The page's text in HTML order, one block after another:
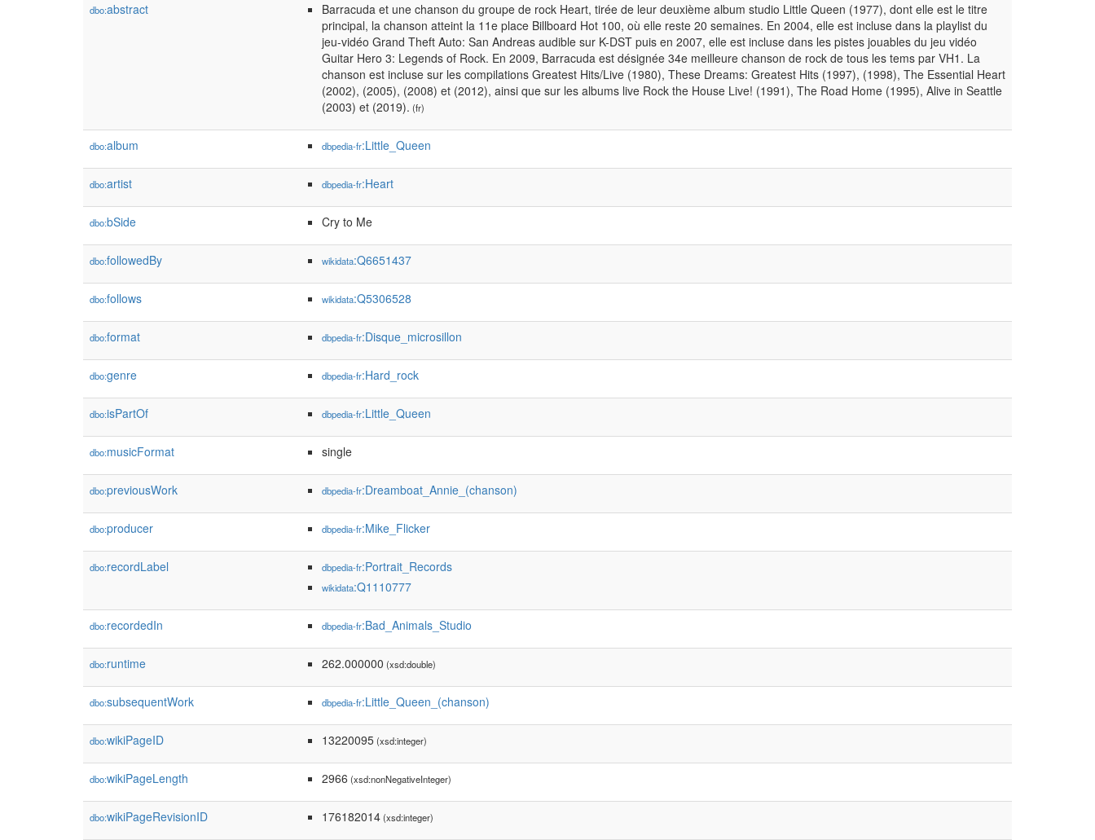
dbo:abstract
Barracuda et une chanson du groupe de rock Heart, tirée de leur deuxième album studio Little Queen (1977), dont elle est le titre
principal, la chanson atteint la 11e place Billboard Hot 100, où elle reste 20 semaines. En 2004, elle est incluse dans la playlist du
jeu-vidéo Grand Theft Auto: San Andreas audible sur K-DST puis en 2007, elle est incluse dans les pistes jouables du jeu vidéo
Guitar Hero 3: Legends of Rock. En 2009, Barracuda est désignée 34e meilleure chanson de rock de tous les tems par VH1. La
chanson est incluse sur les compilations Greatest Hits/Live (1980), These Dreams: Greatest Hits (1997), (1998), The Essential Heart
(2002), (2005), (2008) et (2012), ainsi que sur les albums live Rock the House Live! (1991), The Road Home (1995), Alive in Seattle
(2003) et (2019). (fr)
dbo:album dbpedia-fr:Little_Queen
dbo:artist dbpedia-fr:Heart
dbo:bSide Cry to Me
dbo:followedBy wikidata:Q6651437
dbo:follows wikidata:Q5306528
dbo:format dbpedia-fr:Disque_microsillon
dbo:genre dbpedia-fr:Hard_rock
dbo:isPartOf dbpedia-fr:Little_Queen
dbo:musicFormat single
dbo:previousWork dbpedia-fr:Dreamboat_Annie_(chanson)
dbo:producer dbpedia-fr:Mike_Flicker
dbo:recordLabel dbpedia-fr:Portrait_Records
wikidata:Q1110777
dbo:recordedIn dbpedia-fr:Bad_Animals_Studio
dbo:runtime 262.000000 (xsd:double)
dbo:subsequentWork dbpedia-fr:Little_Queen_(chanson)
dbo:wikiPageID 13220095(xsd:integer)
dbo:wikiPageLength 2966 (xsd:nonNegativeInteger)
dbo:wikiPageRevisionID 176182014(xsd:integer)